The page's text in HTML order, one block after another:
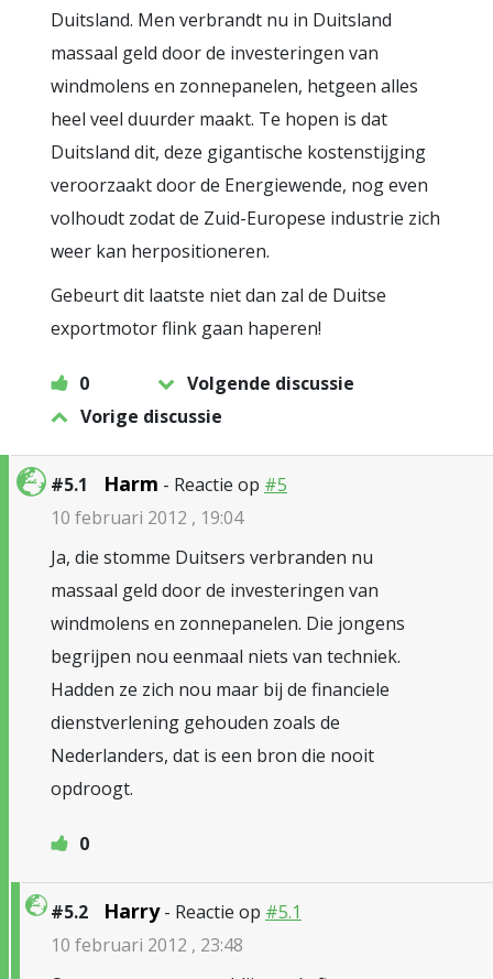
Duitsland. Men verbrandt nu in Duitsland
massaal geld door de investeringen van
windmolens en zonnepanelen, hetgeen alles
heel veel duurder maakt. Te hopen is dat
Duitsland dit, deze gigantische kostenstijging
veroorzaakt door de Energiewende, nog even
volhoudt zodat de Zuid-Europese industrie zich
weer kan herpositioneren.
Gebeurt dit laatste niet dan zal de Duitse
exportmotor flink gaan haperen!
0
Volgende discussie
Vorige discussie
#5.1 Harm - Reactie op #5
10 februari 2012 , 19:04
Ja, die stomme Duitsers verbranden nu
massaal geld door de investeringen van
windmolens en zonnepanelen. Die jongens
begrijpen nou eenmaal niets van techniek.
Hadden ze zich nou maar bij de financiele
dienstverlening gehouden zoals de
Nederlanders, dat is een bron die nooit
opdroogt.
0
#5.2 Harry - Reactie op #5.1
10 februari 2012 , 23:48